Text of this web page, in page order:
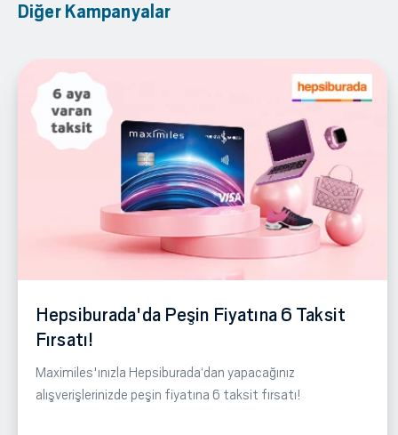
Diğer Kampanyalar
Hepsiburada'da Peşin Fiyatına 6 Taksit
Fırsatı!
Maximiles'ınızla Hepsiburada‘dan yapacağınız
alışverişlerinizde peşin fiyatına 6 taksit fırsatı!